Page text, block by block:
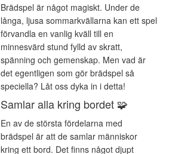
Brädspel är något magiskt. Under de
långa, ljusa sommarkvällarna kan ett spel
förvandla en vanlig kväll till en
minnesvärd stund fylld av skratt,
spänning och gemenskap. Men vad är
det egentligen som gör brädspel så
speciella? Låt oss dyka in i detta!
Samlar alla kring bordet 🧩
En av de största fördelarna med
brädspel är att de samlar människor
kring ett bord. Det finns något djupt